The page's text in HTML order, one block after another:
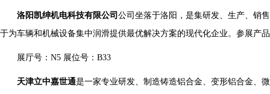
洛阳凯绅机电科技有限公司 公司坐落于洛阳，是集研发、生产、销
于为车辆和机械设备集中润滑提供最优解决方案的现代化企业。参展产
展厅号：N5 展位号：B33
天津立中嘉世通是一家专业研发、制造铸造铝合金、变形铝合金、